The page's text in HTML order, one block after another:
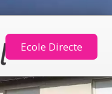
Ecole Directe